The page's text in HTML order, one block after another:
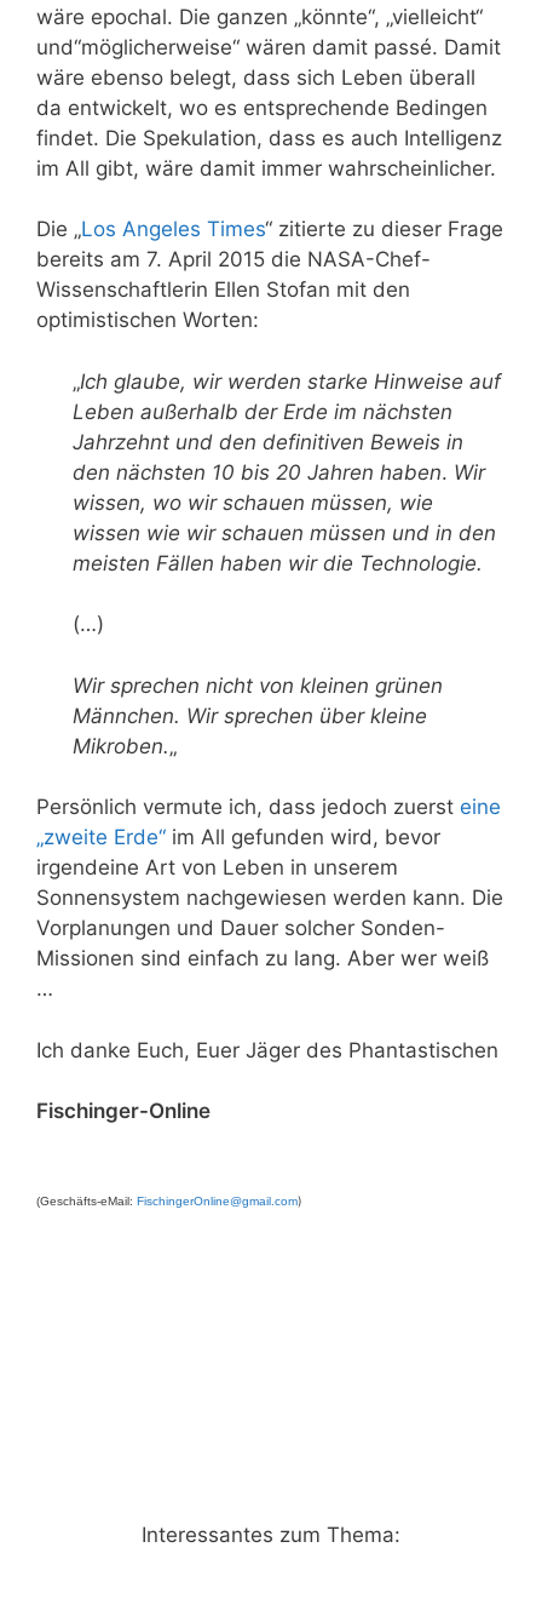
wäre epochal. Die ganzen „könnte“, „vielleicht“
und“möglicherweise“ wären damit passé. Damit
wäre ebenso belegt, dass sich Leben überall
da entwickelt, wo es entsprechende Bedingen
findet. Die Spekulation, dass es auch Intelligenz
im All gibt, wäre damit immer wahrscheinlicher.
Die „Los Angeles Times“ zitierte zu dieser Frage
bereits am 7. April 2015 die NASA-Chef-
Wissenschaftlerin Ellen Stofan mit den
optimistischen Worten:
„Ich glaube, wir werden starke Hinweise auf
Leben außerhalb der Erde im nächsten
Jahrzehnt und den definitiven Beweis in
den nächsten 10 bis 20 Jahren haben. Wir
wissen, wo wir schauen müssen, wie
wissen wie wir schauen müssen und in den
meisten Fällen haben wir die Technologie.
(…)
Wir sprechen nicht von kleinen grünen
Männchen. Wir sprechen über kleine
Mikroben.„
Persönlich vermute ich, dass jedoch zuerst eine
„zweite Erde“ im All gefunden wird, bevor
irgendeine Art von Leben in unserem
Sonnensystem nachgewiesen werden kann. Die
Vorplanungen und Dauer solcher Sonden-
Missionen sind einfach zu lang. Aber wer weiß
…
Ich danke Euch, Euer Jäger des Phantastischen
Fischinger-Online
(Geschäfts-eMail: FischingerOnline@gmail.com)
Interessantes zum Thema: